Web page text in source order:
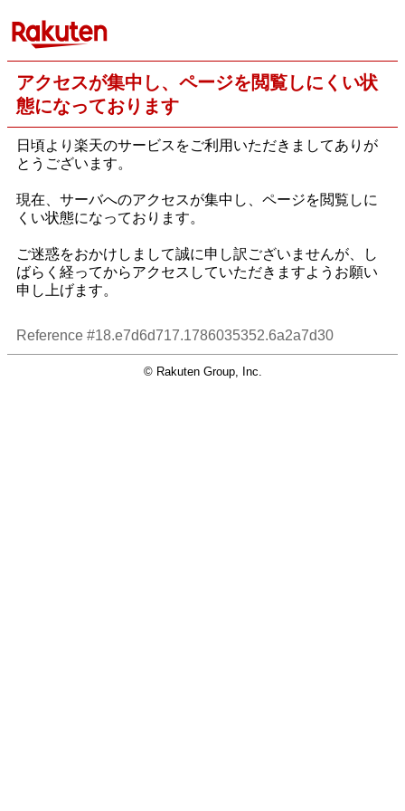
アクセスが集中し、ページを閲覧しにくい状
態になっております
日頃より楽天のサービスをご利用いただきましてありが
とうございます。
現在、サーバへのアクセスが集中し、ページを閲覧しに
くい状態になっております。
ご迷惑をおかけしまして誠に申し訳ございませんが、し
ばらく経ってからアクセスしていただきますようお願い
申し上げます。
Reference #18.e7d6d717.1786035352.6a2a7d30
© Rakuten Group, Inc.